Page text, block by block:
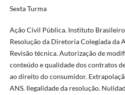
Sexta Turma
Ação Civil Pública. Instituto
Resolução da Diretoria Colegiada da
Revisão técnica. Autorização de
conteúdo e qualidade dos contratos
ao direito do consumidor.
ANS. Ilegalidade da resolução.